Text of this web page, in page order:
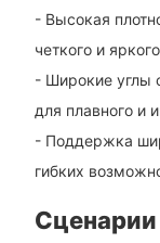
- Высокая
четкого и
- Широкие углы
для плавного и
- Поддержка
гибких